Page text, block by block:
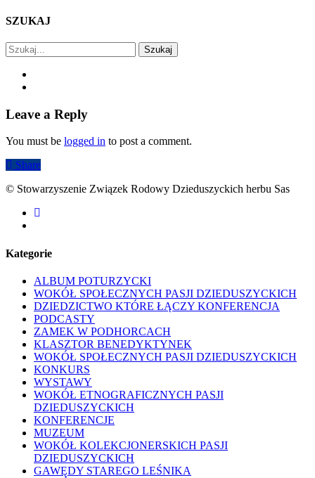
SZUKAJ
Szukaj
Leave a Reply
You must be logged in to post a comment.
Share
© Stowarzyszenie Związek Rodowy Dzieduszyckich herbu Sas
facebook
Kategorie
ALBUM POTURZYCKI
WOKÓŁ SPOŁECZNYCH PASJI DZIEDUSZYCKICH
DZIEDZICTWO KTÓRE ŁĄCZY KONFERENCJA
PODCASTY
ZAMEK W PODHORCACH
KLASZTOR BENEDYKTYNEK
WOKÓŁ SPOŁECZNYCH PASJI DZIEDUSZYCKICH
KONKURS
WYSTAWY
WOKÓŁ ETNOGRAFICZNYCH PASJI
DZIEDUSZYCKICH
KONFERENCJE
MUZEUM
WOKÓŁ KOLEKCJONERSKICH PASJI
DZIEDUSZYCKICH
GAWĘDY STAREGO LEŚNIKA